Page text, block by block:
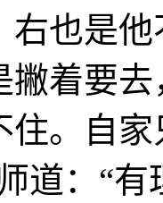
右也是
撇着要
住。自
道：“